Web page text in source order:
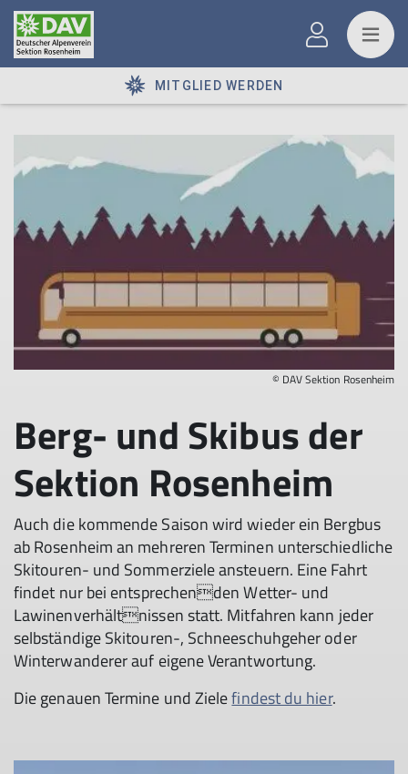
MITGLIED WERDEN
© DAV Sektion Rosenheim
Berg- und Skibus der
Sektion Rosenheim
Auch die kommende Saison wird wieder ein Bergbus
ab Rosenheim an mehreren Terminen unterschiedliche
Skitouren- und Sommerziele ansteuern. Eine Fahrt
findet nur bei entsprechenden Wetter- und
Lawinenverhältnissen statt. Mitfahren kann jeder
selbständige Skitouren-, Schneeschuhgeher oder
Winterwanderer auf eigene Verantwortung.
Die genauen Termine und Zielefindest du hier.